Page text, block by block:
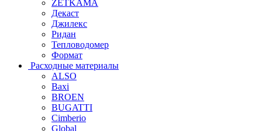
ZETKAMA
Декаст
Джилекс
Ридан
Тепловодомер
Формат
Расходные материалы
ALSO
Baxi
BROEN
BUGATTI
Cimberio
Global